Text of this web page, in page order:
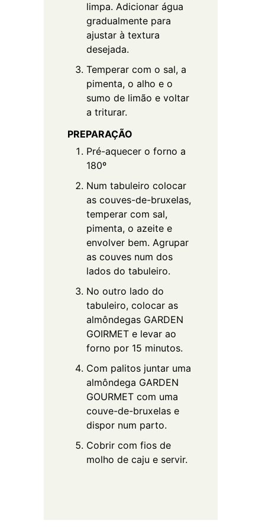
limpa. Adicionar água
gradualmente para
ajustar à textura
desejada.
Temperar com o sal, a
pimenta, o alho e o
sumo de limão e voltar
a triturar.
PREPARAÇÃO
Pré-aquecer o forno a
180º
Num tabuleiro colocar
as couves-de-bruxelas,
temperar com sal,
pimenta, o azeite e
envolver bem. Agrupar
as couves num dos
lados do tabuleiro.
No outro lado do
tabuleiro, colocar as
almôndegas GARDEN
GOIRMET e levar ao
forno por 15 minutos.
Com palitos juntar uma
almôndega GARDEN
GOURMET com uma
couve-de-bruxelas e
dispor num parto.
Cobrir com fios de
molho de caju e servir.